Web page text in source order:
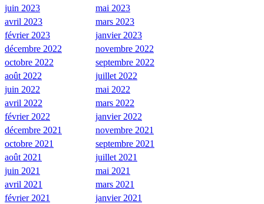
juin 2023
mai 2023
avril 2023
mars 2023
février 2023
janvier 2023
décembre 2022
novembre 2022
octobre 2022
septembre 2022
août 2022
juillet 2022
juin 2022
mai 2022
avril 2022
mars 2022
février 2022
janvier 2022
décembre 2021
novembre 2021
octobre 2021
septembre 2021
août 2021
juillet 2021
juin 2021
mai 2021
avril 2021
mars 2021
février 2021
janvier 2021